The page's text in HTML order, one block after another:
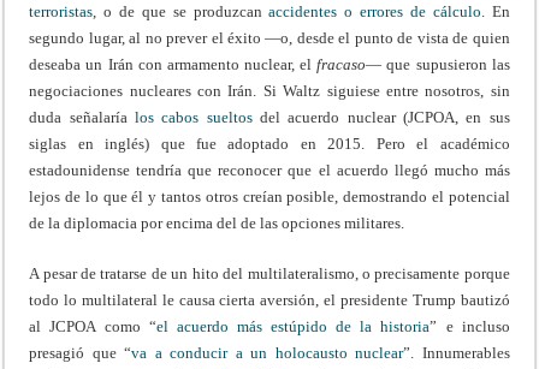
terroristas, o de que se produzcanaccidentes o errores de cálculo. En
segundo lugar, al no prever el éxito —o, desde el punto de vista de quien
deseaba un Irán con armamento nuclear, el fracaso— que supusieron las
negociaciones nucleares con Irán. Si Waltz siguiese entre nosotros, sin
duda señalaría los cabos sueltosdel acuerdo nuclear (JCPOA, en sus
siglas en inglés) que fue adoptado en 2015. Pero el académico
estadounidense tendría que reconocer que el acuerdo llegó mucho más
lejos de lo que él y tantos otros creían posible, demostrando el potencial
de la diplomacia por encima del de las opciones militares.
A pesar de tratarse de un hito del multilateralismo, o precisamente porque
todo lo multilateral le causa cierta aversión, el presidente Trump bautizó
al JCPOA como “el acuerdo más estúpido de la historia” e incluso
presagió que “va a conducir a un holocausto nuclear”. Innumerables